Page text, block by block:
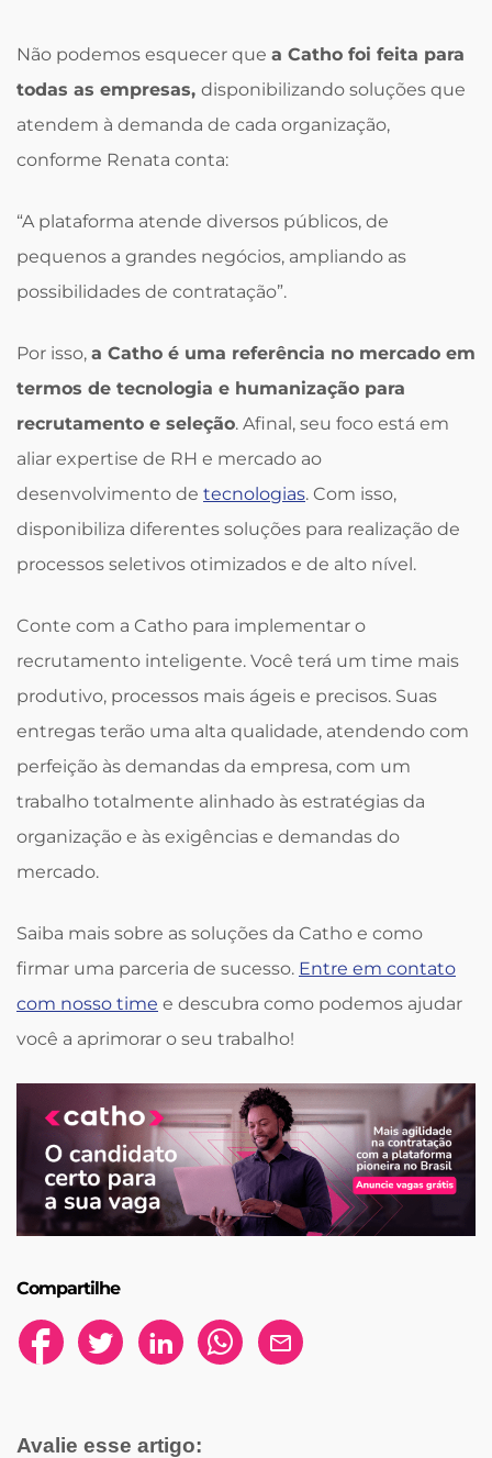
Não podemos esquecer que a Catho foi feita para
todas as empresas, disponibilizando soluções que
atendem à demanda de cada organização,
conforme Renata conta:
“A plataforma atende diversos públicos, de
pequenos a grandes negócios, ampliando as
possibilidades de contratação”.
Por isso, a Catho é uma referência no mercado em
termos de tecnologia e humanização para
recrutamento e seleção. Afinal, seu foco está em
aliar expertise de RH e mercado ao
desenvolvimento de tecnologias. Com isso,
disponibiliza diferentes soluções para realização de
processos seletivos otimizados e de alto nível.
Conte com a Catho para implementar o
recrutamento inteligente. Você terá um time mais
produtivo, processos mais ágeis e precisos. Suas
entregas terão uma alta qualidade, atendendo com
perfeição às demandas da empresa, com um
trabalho totalmente alinhado às estratégias da
organização e às exigências e demandas do
mercado.
Saiba mais sobre as soluções da Catho e como
firmar uma parceria de sucesso. Entre em contato
com nosso time e descubra como podemos ajudar
você a aprimorar o seu trabalho!
Compartilhe
Avalie esse artigo: